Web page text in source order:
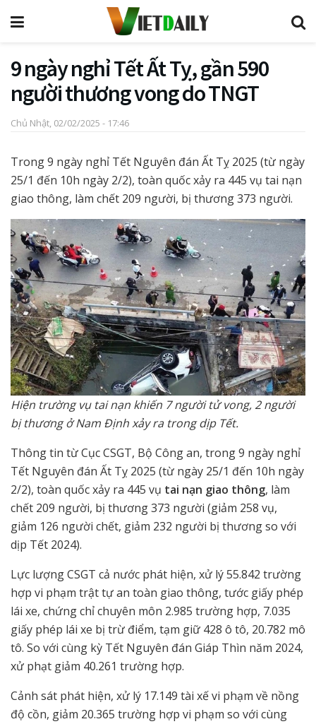
9 ngày nghỉ Tết Ất Tỵ, gần 590
người thương vong do TNGT
Chủ Nhật, 02/02/2025 - 17:46
Trong 9 ngày nghỉ Tết Nguyên đán Ất Tỵ 2025 (từ ngày
25/1 đến 10h ngày 2/2), toàn quốc xảy ra 445 vụ tai nạn
giao thông, làm chết 209 người, bị thương 373 người.
Hiện trường vụ tai nạn khiến 7 người tử vong, 2 người
bị thương ở Nam Định xảy ra trong dịp Tết.
Thông tin từ Cục CSGT, Bộ Công an, trong 9 ngày nghỉ
Tết Nguyên đán Ất Tỵ 2025 (từ ngày 25/1 đến 10h ngày
2/2), toàn quốc xảy ra 445 vụ tai nạn giao thông, làm
chết 209 người, bị thương 373 người (giảm 258 vụ,
giảm 126 người chết, giảm 232 người bị thương so với
dịp Tết 2024).
Lực lượng CSGT cả nước phát hiện, xử lý 55.842 trường
hợp vi phạm trật tự an toàn giao thông, tước giấy phép
lái xe, chứng chỉ chuyên môn 2.985 trường hợp, 7.035
giấy phép lái xe bị trừ điểm, tạm giữ 428 ô tô, 20.782 mô
tô. So với cùng kỳ Tết Nguyên đán Giáp Thìn năm 2024,
xử phạt giảm 40.261 trường hợp.
Cảnh sát phát hiện, xử lý 17.149 tài xế vi phạm về nồng
độ cồn, giảm 20.365 trường hợp vi phạm so với cùng